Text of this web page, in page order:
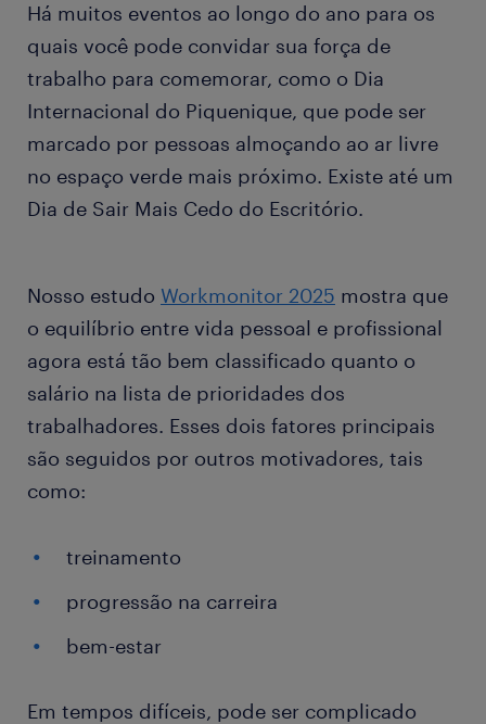
Há muitos eventos ao longo do ano para os
quais você pode convidar sua força de
trabalho para comemorar, como o Dia
Internacional do Piquenique, que pode ser
marcado por pessoas almoçando ao ar livre
no espaço verde mais próximo. Existe até um
Dia de Sair Mais Cedo do Escritório.
Nosso estudo Workmonitor 2025 mostra que
o equilíbrio entre vida pessoal e profissional
agora está tão bem classificado quanto o
salário na lista de prioridades dos
trabalhadores. Esses dois fatores principais
são seguidos por outros motivadores, tais
como:
treinamento
progressão na carreira
bem-estar
Em tempos difíceis, pode ser complicado